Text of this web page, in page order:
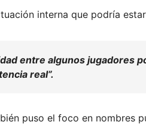
interna que podría
entre algunos jugadores
real”.
puso el foco en nombres